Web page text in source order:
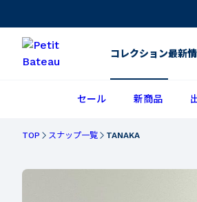
コレクション最新
セール 新商品
TOP スナップ一覧 TANAKA